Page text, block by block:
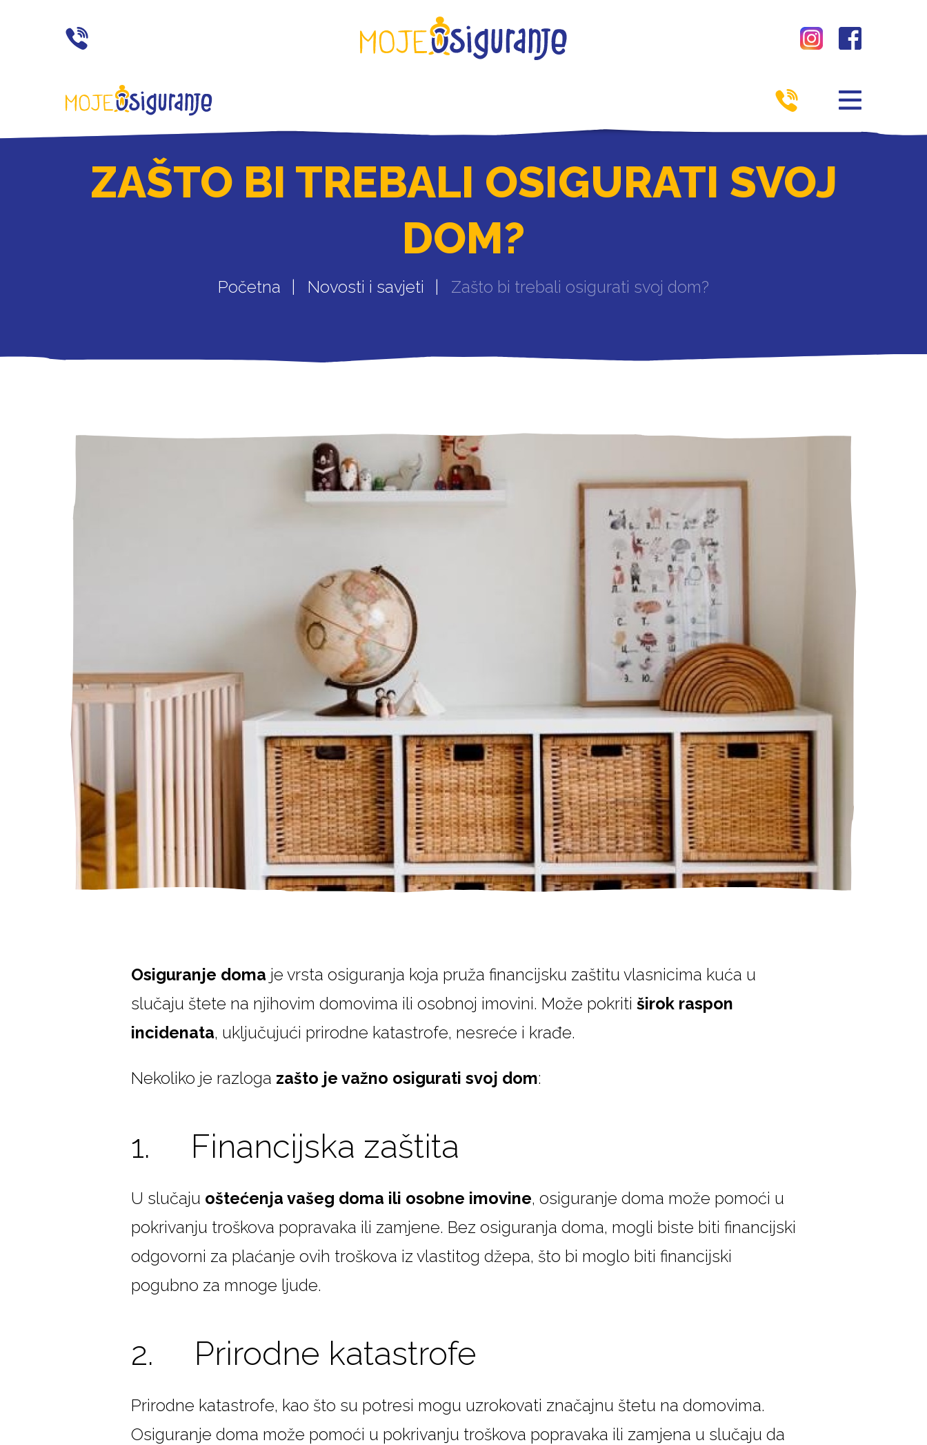
ZAŠTO BI TREBALI OSIGURATI SVOJ
DOM?
Početna Novosti i savjeti Zašto bi trebali osigurati svoj dom?
Osiguranje doma je vrsta osiguranja koja pruža financijsku zaštitu vlasnicima kuća u
slučaju štete na njihovim domovima ili osobnoj imovini. Može pokriti širok raspon
incidenata, uključujući prirodne katastrofe, nesreće i krađe.
Nekoliko je razloga zašto je važno osigurati svoj dom:
1. Financijska zaštita
U slučaju oštećenja vašeg doma ili osobne imovine, osiguranje doma može pomoći u
pokrivanju troškova popravaka ili zamjene. Bez osiguranja doma, mogli biste biti financijski
odgovorni za plaćanje ovih troškova iz vlastitog džepa, što bi moglo biti financijski
pogubno za mnoge ljude.
2. Prirodne katastrofe
Prirodne katastrofe, kao što su potresi mogu uzrokovati značajnu štetu na domovima.
Osiguranje doma može pomoći u pokrivanju troškova popravaka ili zamjena u slučaju da